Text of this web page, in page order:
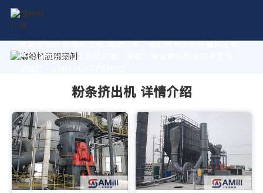
作为专业的 粉条挤出机 制造厂家，我们致力于为您量身定制
高价值的粉体加工系统方案。获取厂家直销报价及技术支持，
粉条挤出机 详情介绍